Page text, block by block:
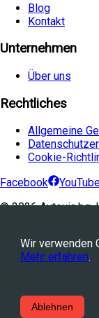
Wir verwenden
Mehr erfahren.
Ablehnen
Blog
Kontakt
Unternehmen
Über uns
Rechtliches
Allgemeine
Cookie-
Facebook
©2026 Avtovia.bg,